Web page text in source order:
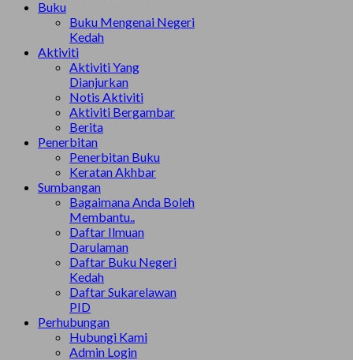
Buku
Buku Mengenai Negeri
Kedah
Aktiviti
Aktiviti Yang
Dianjurkan
Notis Aktiviti
Aktiviti Bergambar
Berita
Penerbitan
Penerbitan Buku
Keratan Akhbar
Sumbangan
Bagaimana Anda Boleh
Membantu..
Daftar Ilmuan
Darulaman
Daftar Buku Negeri
Kedah
Daftar Sukarelawan
PID
Perhubungan
Hubungi Kami
Admin Login